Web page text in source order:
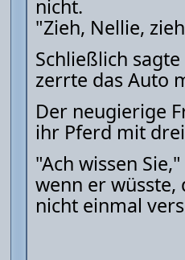
nicht.
"Zieh, Nellie,
Schließlich
zerrte das Auto
Der neugierige
ihr Pferd mit
"Ach wissen
wenn er wüsste,
nicht einmal